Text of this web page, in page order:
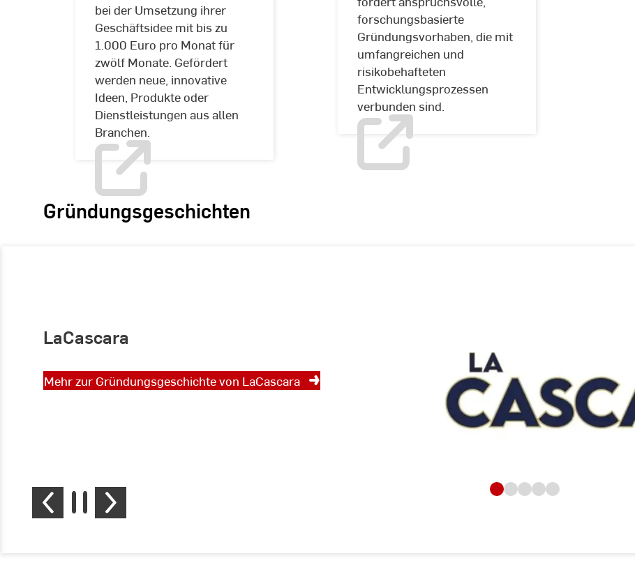
bei der Umsetzung ihrer
Geschäftsidee mit bis zu
1.000 Euro pro Monat für
zwölf Monate. Gefördert
werden neue, innovative
Ideen, Produkte oder
Dienstleistungen aus allen
Branchen.
InnoStartWi
forschungsbasierte
Gründungsvorhaben, die mit
umfangreichen und
risikobehafteten
Entwicklungsprozessen
verbunden sind.
Exist
Forschungstransfer
Gründungsgeschichten
LaCascara
Mehr zur Gründungsgeschichte von LaCascara